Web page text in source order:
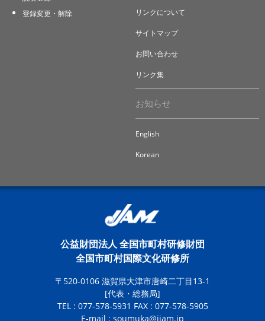
登録変更・解除
リンクについて
サイトマップ
お問い合わせ
リンク集
お知らせ
English
Korean
公益財団法人 全国市町村研修財団
全国市町村国際文化研修所
〒520-0106 滋賀県大津市唐崎二丁目13-1
[代表・総務局]
TEL : 077-578-5931 FAX : 077-578-5905
E-mail : soumuka@jiam.jp